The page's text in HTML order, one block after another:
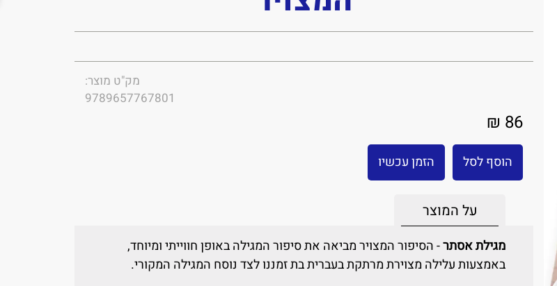
מק"ט מוצר:
9789657767801
86 ₪
הוסף לסל הזמן עכשיו
על המוצר
מגילת אסתר- הסיפור המצויר מביאה את סיפור המגילה באופן חווייתי ומיוחד,
באמצעות עלילה מצוירת מרתקת בעברית בת זמננו לצד נוסח המגילה המקורי.